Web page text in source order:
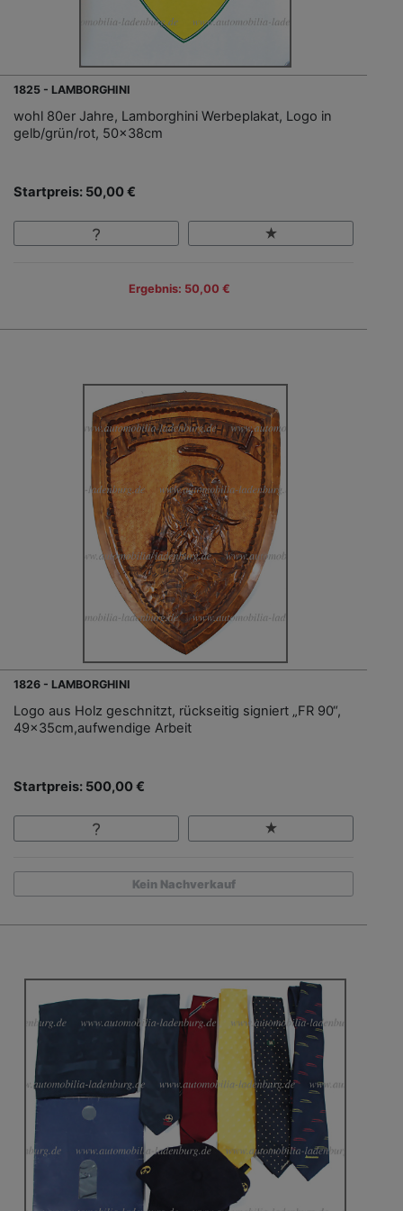
1825 - LAMBORGHINI
wohl 80er Jahre, Lamborghini Werbeplakat, Logo in
gelb/grün/rot, 50x38cm
Startpreis: 50,00 €
Ergebnis: 50,00 €
1826 - LAMBORGHINI
Logo aus Holz geschnitzt, rückseitig signiert „FR 90“,
49x35cm,aufwendige Arbeit
Startpreis: 500,00 €
Kein Nachverkauf